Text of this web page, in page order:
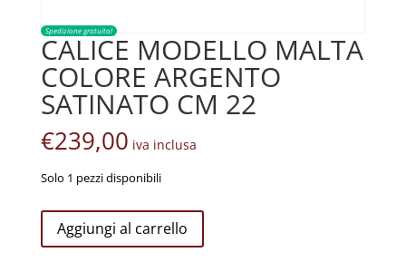
Spedizione gratuita!
CALICE MODELLO MALTA
COLORE ARGENTO
SATINATO CM 22
€239,00 iva inclusa
Solo 1 pezzi disponibili
CALICE
MODELLO
Aggiungi al carrello